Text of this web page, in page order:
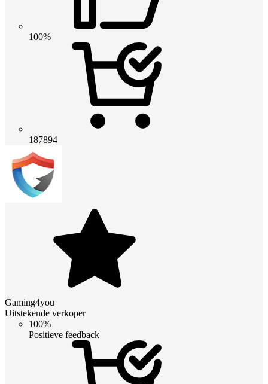
100%
187894
Gaming4you
Uitstekende verkoper
100%
Positieve feedback